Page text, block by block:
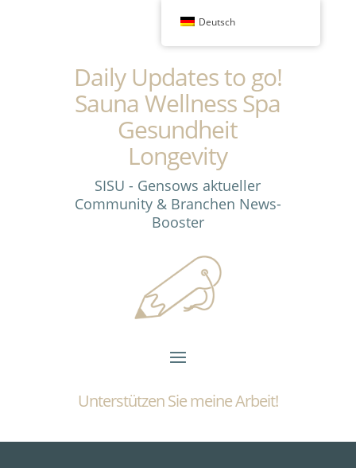
Daily Updates to go!
Sauna Wellness Spa
Gesundheit
Longevity
SISU - Gensows aktueller
Community & Branchen News-
Booster
Unterstützen Sie meine Arbeit!
Deutsch